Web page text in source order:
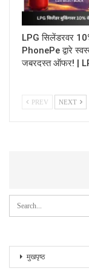
LPG सिलेंडरवर
PhonePe द्वारे
जबरदस्त ऑफर! |
PREV NEXT
मुखपृष्ठ